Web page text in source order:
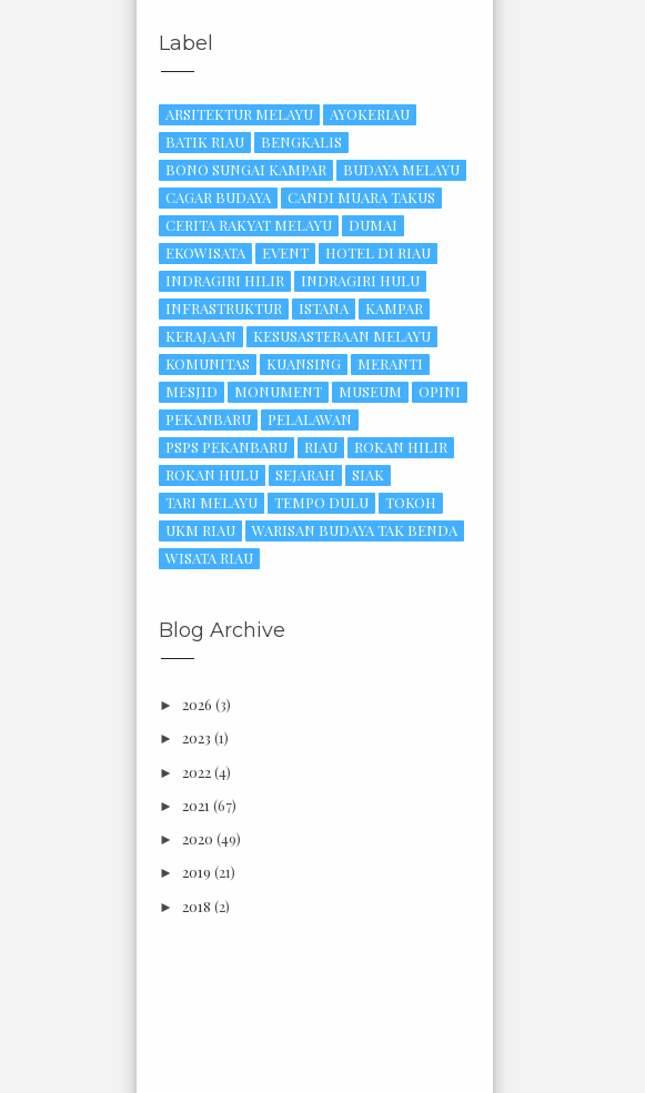
Label
ARSITEKTUR MELAYU
AYOKERIAU
BATIK RIAU
BENGKALIS
BONO SUNGAI KAMPAR
BUDAYA MELAYU
CAGAR BUDAYA
CANDI MUARA TAKUS
CERITA RAKYAT MELAYU
DUMAI
EKOWISATA
EVENT
HOTEL DI RIAU
INDRAGIRI HILIR
INDRAGIRI HULU
INFRASTRUKTUR
ISTANA
KAMPAR
KERAJAAN
KESUSASTERAAN MELAYU
KOMUNITAS
KUANSING
MERANTI
MESJID
MONUMENT MUSEUM
OPINI
PEKANBARU
PELALAWAN
PSPS PEKANBARU
RIAU
ROKAN HILIR
ROKAN HULU
SEJARAH
SIAK
TARI MELAYU
TEMPO DULU
TOKOH
UKM RIAU
WARISAN BUDAYA TAK BENDA
WISATA RIAU
Blog Archive
► 2026 (3)
► 2023 (1)
► 2022(4)
► 2021 (67)
► 2020 (49)
► 2019 (21)
► 2018 (2)